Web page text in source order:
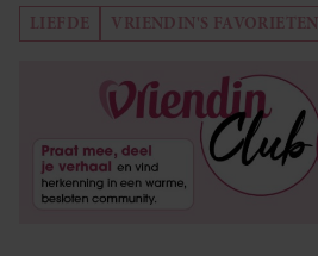
LIEFDE VRIENDIN'S FAVORIETEN